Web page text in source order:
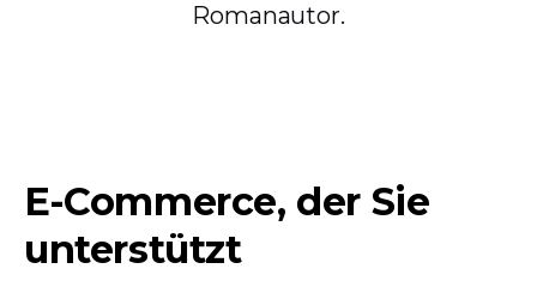
Romanautor.
E-Commerce, der Sie
unterstützt